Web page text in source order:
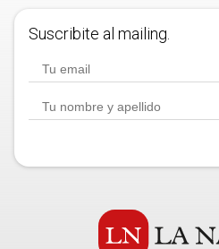
Suscribite al mailing.